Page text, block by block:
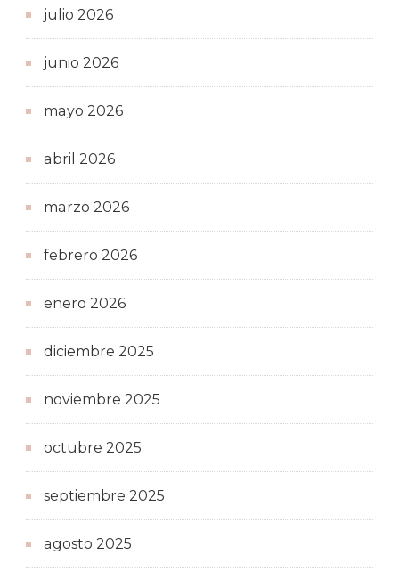
julio 2026
junio 2026
mayo 2026
abril 2026
marzo 2026
febrero 2026
enero 2026
diciembre 2025
noviembre 2025
octubre 2025
septiembre 2025
agosto 2025